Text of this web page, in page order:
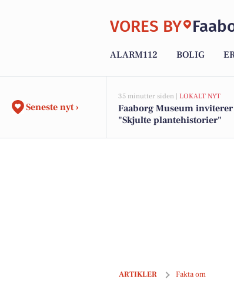
VORES BY
ALARM112 BOLIG
Seneste nyt ›
35 minutter siden | LOKALT NYT
Faaborg Museum
"Skjulte plantehistorier"
ARTIKLER Fakta om
Huspriserne går op i